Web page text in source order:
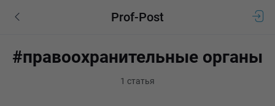
Prof-Post
#правоохранительные органы
1 статья